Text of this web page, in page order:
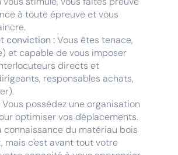
à toute épreuve et vous
conviction :Vous êtes tenace,
et capable de vous imposer
directs et
responsables achats,
Vous possédez une organisation
optimiser vos déplacements.
connaissance du matériau bois
mais c'est avant tout votre